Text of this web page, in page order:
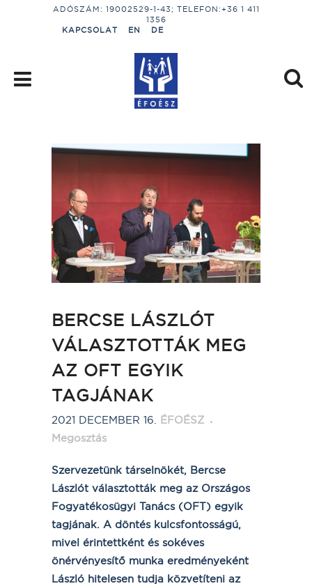
ADÓSZÁM: 19002529-1-43; TELEFON:+36 1 411
1356
KAPCSOLAT
EN DE
BERCSE LÁSZLÓT
VÁLASZTOTTÁK MEG
AZ OFT EGYIK
TAGJÁNAK
2021 DECEMBER 16. ÉFOÉSZ
Megosztás
Szervezetünk társelnökét, Bercse
Lászlót választották meg az Országos
Fogyatékosügyi Tanács (OFT) egyik
tagjának. A döntés kulcsfontosságú,
mivel érintettként és sokéves
önérvényesítő munka eredményeként
László hitelesen tudja közvetíteni az